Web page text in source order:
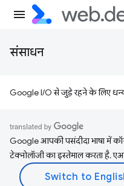
संसाधन
Google I/O से जुड़े रहने के लिए
Google आपकी पसंदीदा भाषा में
टेक्नोलॉजी का इस्तेमाल करता है.